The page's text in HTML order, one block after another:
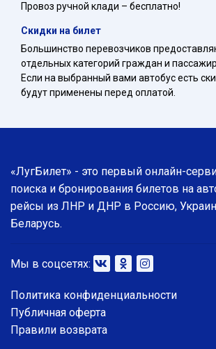
Провоз ручной клади – бесплатно!
Скидки на билет
Большинство перевозчиков
отдельных категорий граждан и
Если на выбранный вами автобус есть
будут применены перед оплатой.
«ЛугБилет» - это первый онлайн-
поиска и бронирования билетов на
рейсы из ЛНР и ДНР в Россию,
Беларусь.
Мы в соцсетях:
Политика конфиденциальности
Публичная оферта
Правили возврата